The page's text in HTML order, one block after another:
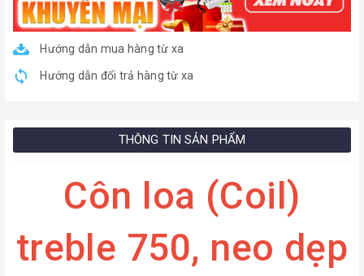
Hướng dẫn mua hàng từ xa
Hướng dẫn đổi trả hàng từ xa
THÔNG TIN SẢN PHẨM
Côn loa (Coil)
treble 750, neo dẹp